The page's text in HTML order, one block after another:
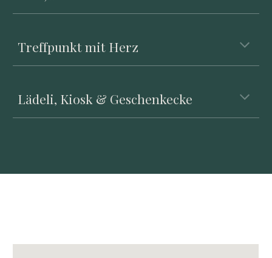
Treffpunkt mit Herz
Lädeli, Kiosk & Geschenkecke